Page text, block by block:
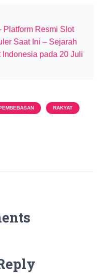
Platform Resmi Slot
Saat Ini – Sejarah
pada 20 Juli
RAKYAT